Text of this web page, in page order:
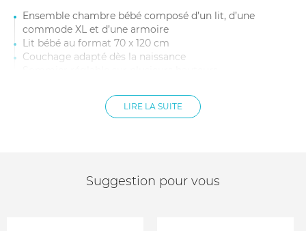
Ensemble chambre bébé composé d’un lit, d’une
commode XL et d’une armoire
Lit bébé au format 70 x 120 cm
Couchage adapté dès la naissance
Matelas non inclus
Commode XL avec 3 tiroirs et 3 portes
Module de rangement compatible, vendu séparément
LIRE LA SUITE
Suggestion pour vous